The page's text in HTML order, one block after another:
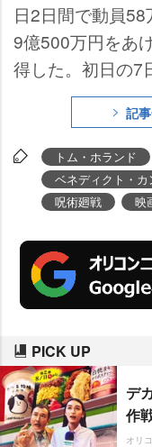
日2日間で動員
9億500万円をあ
得した。初日の7
祝)までの4日間
111万6000人、
円の大ヒットスタ
記
トム・ホランド
ベネディクト・
呪術廻戦
映
PICK UP
デ
作
オリ